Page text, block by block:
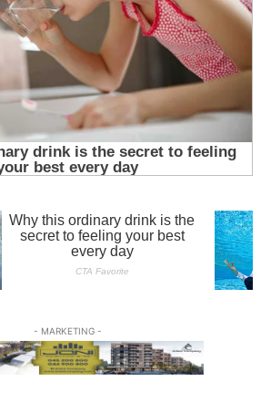
- MARKETING -